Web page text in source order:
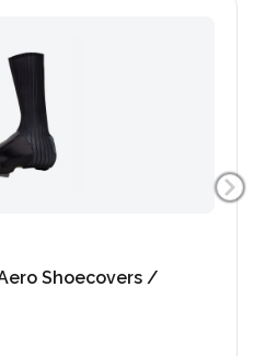
Shoecovers /